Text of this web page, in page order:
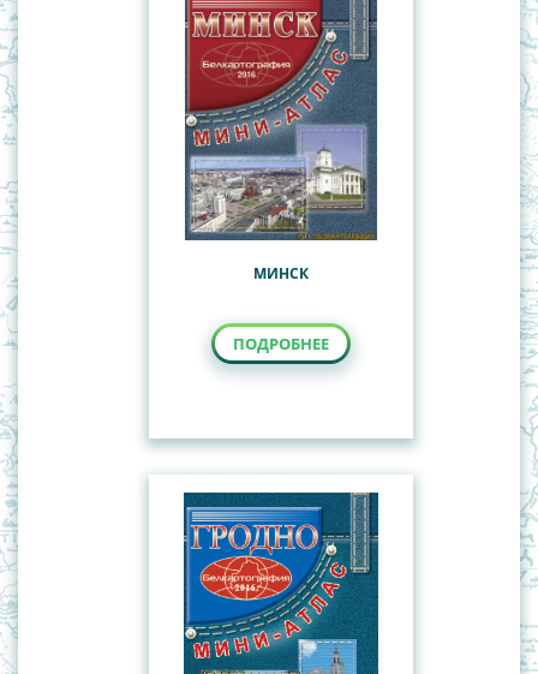
МИНСК
ПОДРОБНЕЕ